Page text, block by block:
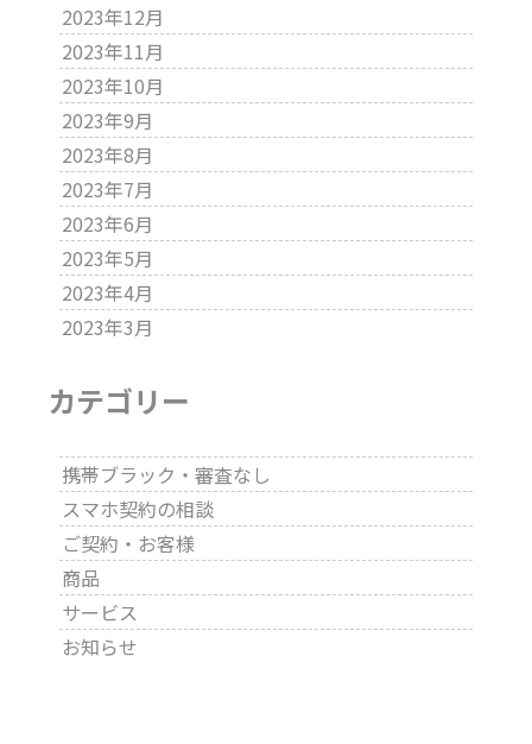
2023年12月
2023年11月
2023年10月
2023年9月
2023年8月
2023年7月
2023年6月
2023年5月
2023年4月
2023年3月
カテゴリー
携帯ブラック・審査なし
スマホ契約の相談
ご契約・お客様
商品
サービス
お知らせ